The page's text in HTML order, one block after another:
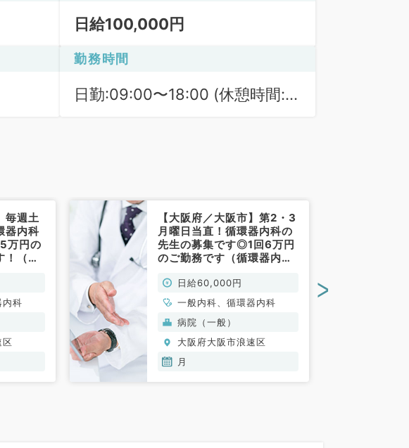
日給100,000円
勤務時間
日勤:09:00〜18:00 (休憩時間:
毎週土
器内科
万円の
！（循
内科
区
【大阪府／大阪市】第2・3
月曜日当直！循環器内科の
先生の募集です◎1回6万円
のご勤務です（循環器内科
日給60,000円
一般内科、循環器内科
病院（一般）
大阪府大阪市浪速区
月
>